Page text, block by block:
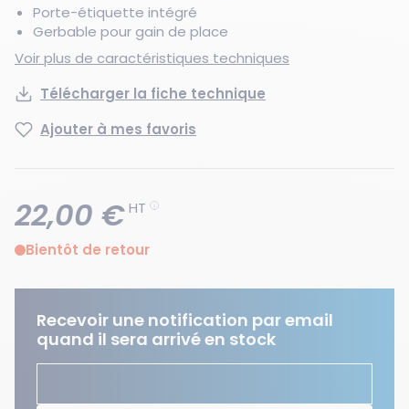
Porte-étiquette intégré
Gerbable pour gain de place
Voir plus de caractéristiques techniques
Télécharger la fiche technique
Ajouter à mes favoris
22,00 €HT
Bientôt de retour
Recevoir une notification par email
quand il sera arrivé en stock